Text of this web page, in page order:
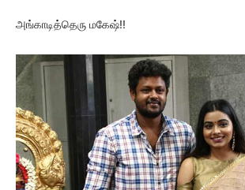
அங்காடித்தெரு மகேஷ்!!